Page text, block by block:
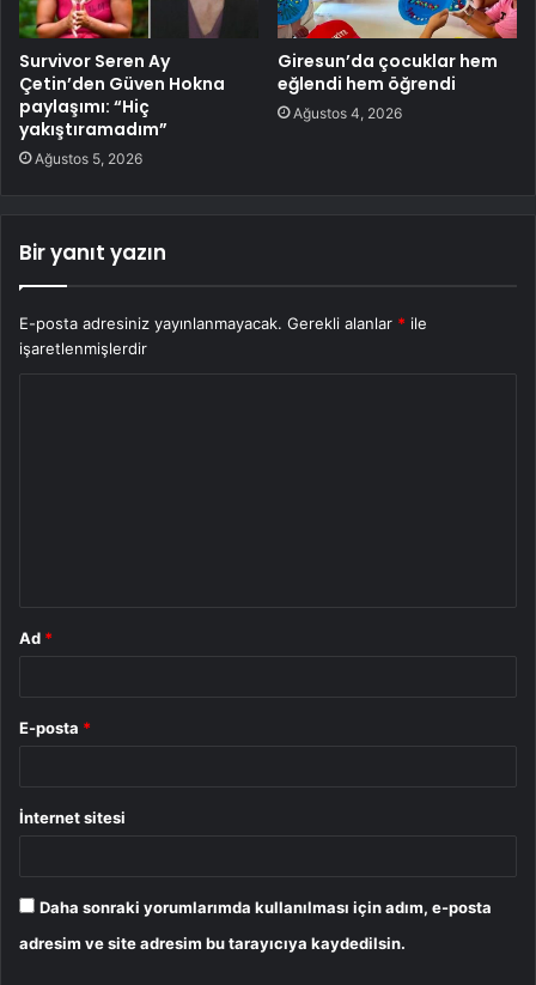
Survivor Seren Ay
Çetin’den Güven Hokna
paylaşımı: “Hiç
yakıştıramadım”
Ağustos 5, 2026
Giresun’da çocuklar hem
eğlendi hem öğrendi
Ağustos 4, 2026
Bir yanıt yazın
E-posta adresiniz yayınlanmayacak. Gerekli alanlar * ile
işaretlenmişlerdir
Ad *
E-posta *
İnternet sitesi
Daha sonraki yorumlarımda kullanılması için adım, e-posta
adresim ve site adresim bu tarayıcıya kaydedilsin.